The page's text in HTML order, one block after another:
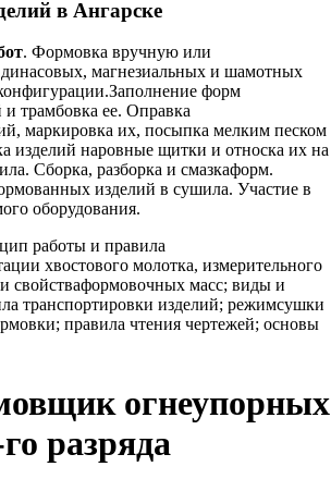
в Ангарске
. Формовка вручную или
магнезиальных и шамотных
форм
трамбовка ее. Оправка
маркировка их, посыпка мелким песком
изделий наровные щитки и относка их на
Сборка, разборка и смазкаформ.
изделий в сушила. Участие в
оборудования.
работы и правила
хвостового молотка, измерительного
свойстваформовочных масс; виды и
транспортировки изделий; режимсушки
правила чтения чертежей; основы
огнеупорных
разряда